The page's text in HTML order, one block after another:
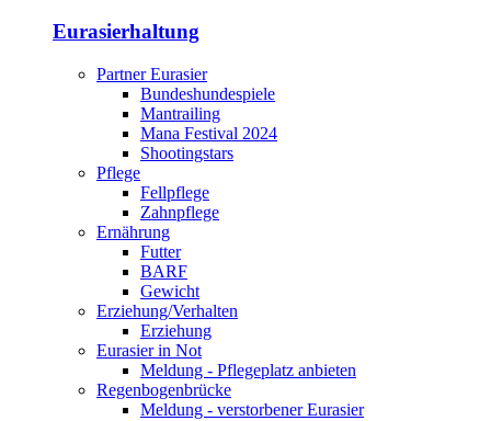
Eurasierhaltung
Partner Eurasier
Bundeshundespiele
Mantrailing
Mana Festival 2024
Shootingstars
Pflege
Fellpflege
Zahnpflege
Ernährung
Futter
BARF
Gewicht
Erziehung/Verhalten
Erziehung
Eurasier in Not
Meldung - Pflegeplatz anbieten
Regenbogenbrücke
Meldung - verstorbener Eurasier